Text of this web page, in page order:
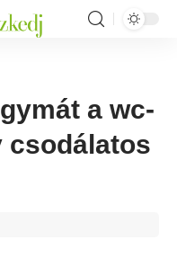
a wc-
csodálatos